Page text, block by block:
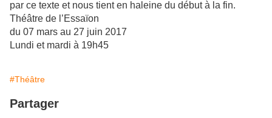
par ce texte et nous tient en haleine du début à la fin.
Théâtre de l’Essaïon
du 07 mars au 27 juin 2017
Lundi et mardi à 19h45
#Théâtre
Partager